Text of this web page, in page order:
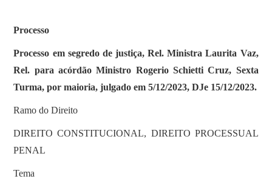
Processo
Processo em segredo de justiça, Rel. Ministra Laurita Vaz,
Rel. para acórdão Ministro Rogerio Schietti Cruz, Sexta
Turma, por maioria, julgado em 5/12/2023, DJe 15/12/2023.
Ramo do Direito
DIREITO CONSTITUCIONAL, DIREITO PROCESSUAL
PENAL
Tema